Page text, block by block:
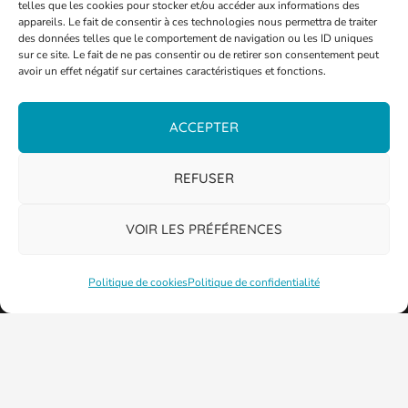
telles que les cookies pour stocker et/ou accéder aux informations des
appareils. Le fait de consentir à ces technologies nous permettra de traiter
des données telles que le comportement de navigation ou les ID uniques
sur ce site. Le fait de ne pas consentir ou de retirer son consentement peut
avoir un effet négatif sur certaines caractéristiques et fonctions.
ACCEPTER
REFUSER
VOIR LES PRÉFÉRENCES
Politique de cookiesPolitique de confidentialité